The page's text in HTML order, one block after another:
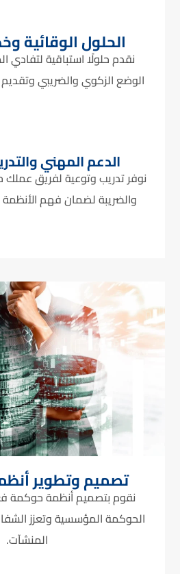
الحلول الوقائية
نقدم حلولًا استباقية لتفادي
الوضع الزكوي والضريبي
الدعم المهني
نوفر تدريب وتوعية لفريق
والضريبة لضمان فهم
تصميم وتطوير
نقوم بتصميم أنظمة حوكمة
الحوكمة المؤسسية وتعزز
المنشآت.